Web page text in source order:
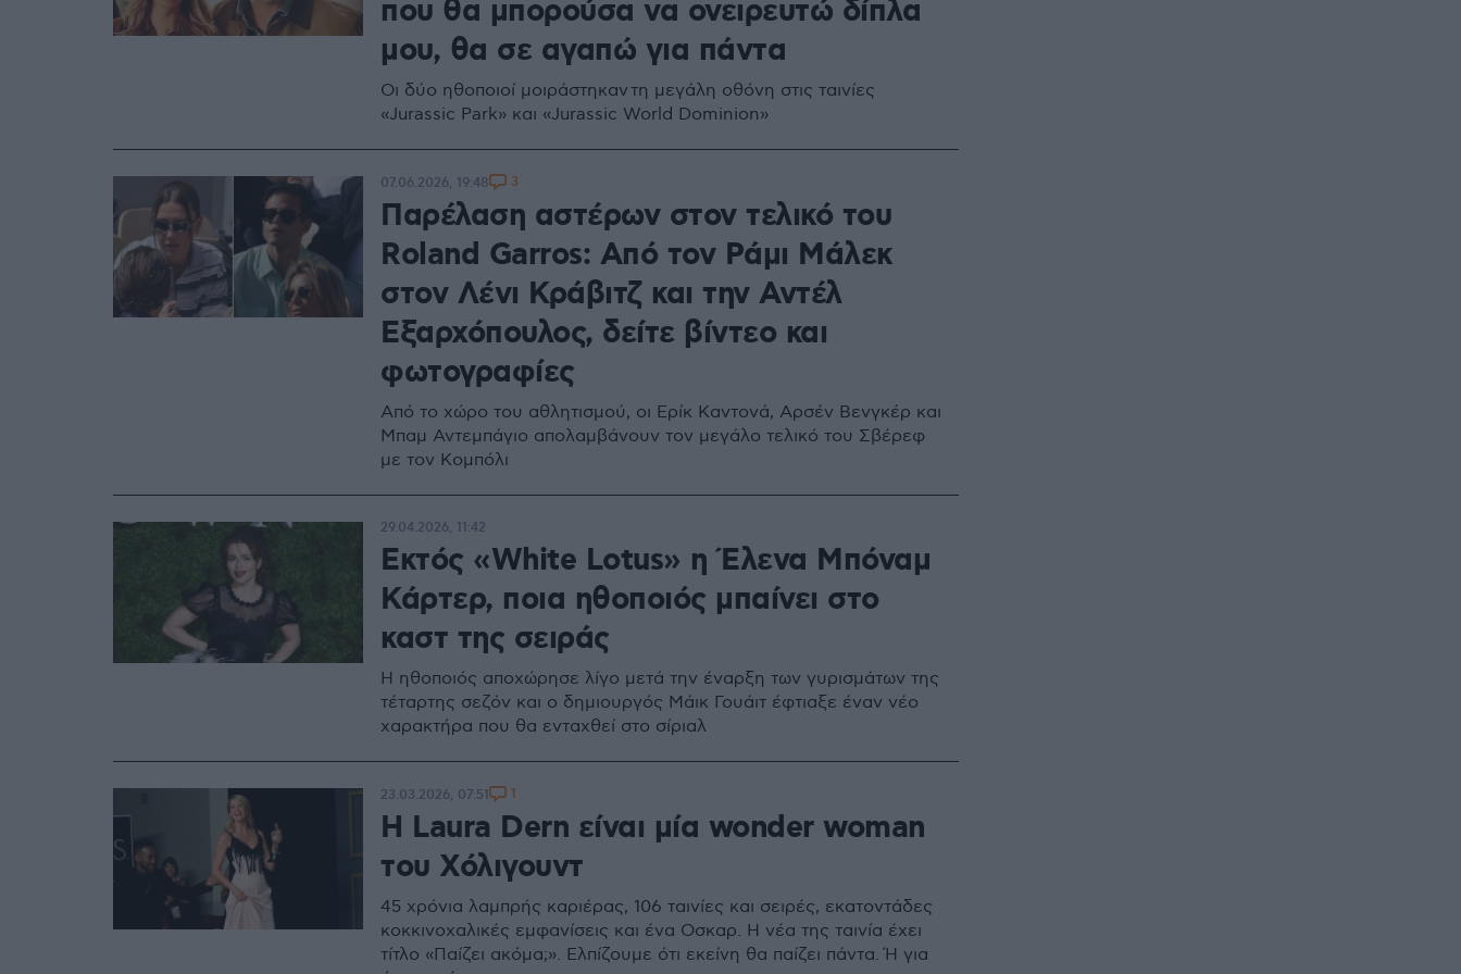
που θα μπορούσα να ονειρευτώ δίπλα
μου, θα σε αγαπώ για πάντα
Οι δύο ηθοποιοί μοιράστηκαν τη μεγάλη οθόνη στις ταινίες
«Jurassic Park» και «Jurassic World Dominion»
Παρέλαση αστέρων στον τελικό του
Roland Garros: Από τον Ράμι Μάλεκ
στον Λένι Κράβιτζ και την Αντέλ
Εξαρχόπουλος, δείτε βίντεο και
φωτογραφίες
Από το χώρο του αθλητισμού, οι Ερίκ Καντονά, Αρσέν Βενγκέρ και
Μπαμ Αντεμπάγιο απολαμβάνουν τον μεγάλο τελικό του Σβέρεφ
με τον Κομπόλι
07.06.2026, 19:48 3
Εκτός «White Lotus» η Έλενα Μπόναμ
Κάρτερ, ποια ηθοποιός μπαίνει στο
καστ της σειράς
Η ηθοποιός αποχώρησε λίγο μετά την έναρξη των γυρισμάτων της
τέταρτης σεζόν και ο δημιουργός Μάικ Γουάιτ έφτιαξε έναν νέο
χαρακτήρα που θα ενταχθεί στο σίριαλ
29.04.2026, 11:42
Η Laura Dern είναι μία wonder woman
του Χόλιγουντ
45 χρόνια λαμπρής καριέρας, 106 ταινίες και σειρές, εκατοντάδες
κοκκινοχαλικές εμφανίσεις και ένα Οσκαρ. Η νέα της ταινία έχει
τίτλο «Παίζει ακόμα;». Ελπίζουμε ότι εκείνη θα παίζει πάντα. Ή για
23.03.2026, 07:51 1